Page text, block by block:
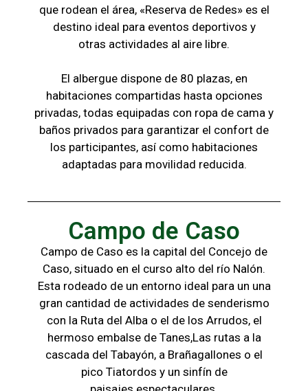
que rodean el área, «Reserva de Redes» es el
destino ideal para eventos deportivos y
otras actividades al aire libre.
El albergue dispone de 80 plazas, en
habitaciones compartidas hasta opciones
privadas, todas equipadas con ropa de cama y
baños privados para garantizar el confort de
los participantes, así como habitaciones
adaptadas para movilidad reducida.
Campo de Caso
Campo de Caso es la capital del Concejo de
Caso, situado en el curso alto del río Nalón.
Esta rodeado de un entorno ideal para un una
gran cantidad de actividades de senderismo
con la Ruta del Alba o el de los Arrudos, el
hermoso embalse de Tanes,Las rutas a la
cascada del Tabayón, a Brañagallones o el
pico Tiatordos y un sinfín de